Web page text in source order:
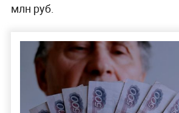
млн руб.